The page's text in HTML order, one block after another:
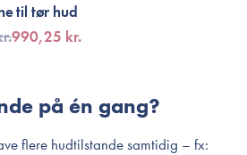
til tør hud
990,25 kr.
på én gang?
flere hudtilstande samtidig – fx: